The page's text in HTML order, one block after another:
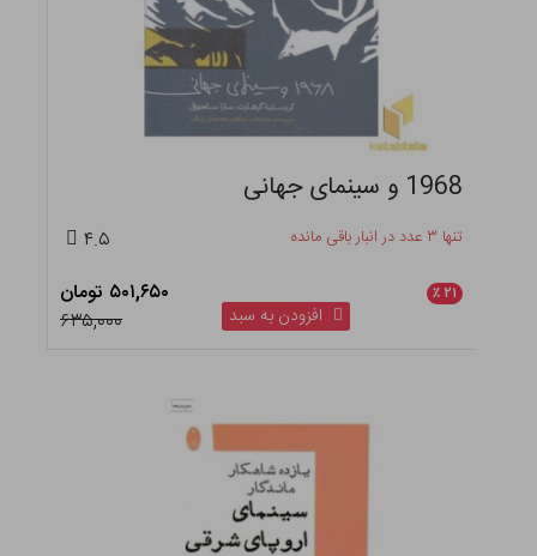
1968 و سینمای جهانی
تنها ۳ عدد در انبار باقی مانده ۴.۵
۲۱ ٪
۵۰۱,۶۵۰ تومان
۶۳۵,۰۰۰
افزودن به سبد